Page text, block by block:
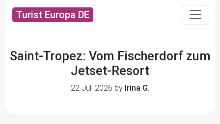
Turist Europa DE
Saint-Tropez: Vom Fischerdorf zum
Jetset-Resort
22 Juli 2026 by Irina G.